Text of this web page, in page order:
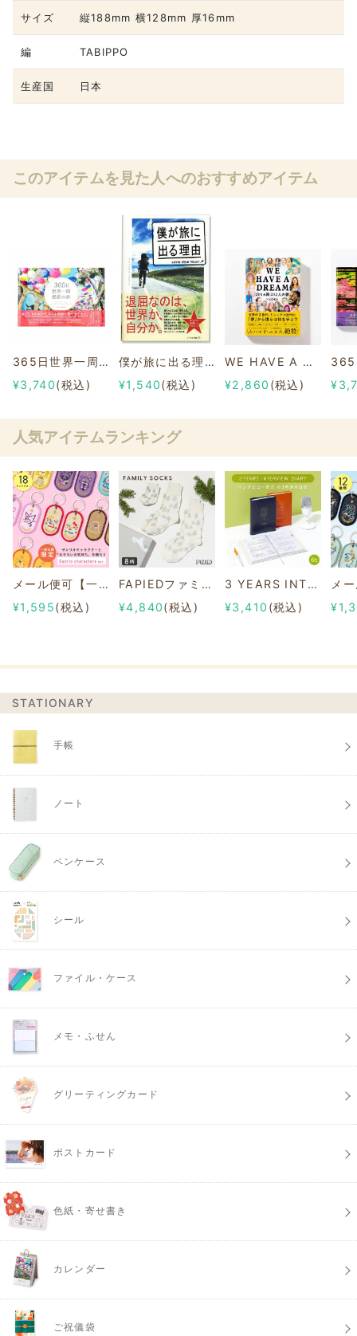
サイズ 縦188mm 横128mm 厚16mm
編 TABIPPO
生産国 日本
このアイテムを見た人へのおすすめアイテム
365日世界一周 絶景の旅
¥3,740(税込)
僕が旅に出る理由
¥1,540(税込)
WE HAVE A DREAM -201カ国202人の夢×SDGs-（日本版）
¥2,860 (税込)
人気アイテムランキング
メール便可【一部店舗限定】2/8b PAIR KEY RING Sanrio characters ver.
¥1,595(税込)
FAPIEDファミリーソックスセット 総柄
¥4,840(税込)
3 YEARS INTERVIEW DIARY
¥3,410 (税込)
STATIONARY
手帳
ノート
ペンケース
シール
ファイル・ケース
メモ・ふせん
グリーティングカード
ポストカード
色紙・寄せ書き
カレンダー
ご祝儀袋